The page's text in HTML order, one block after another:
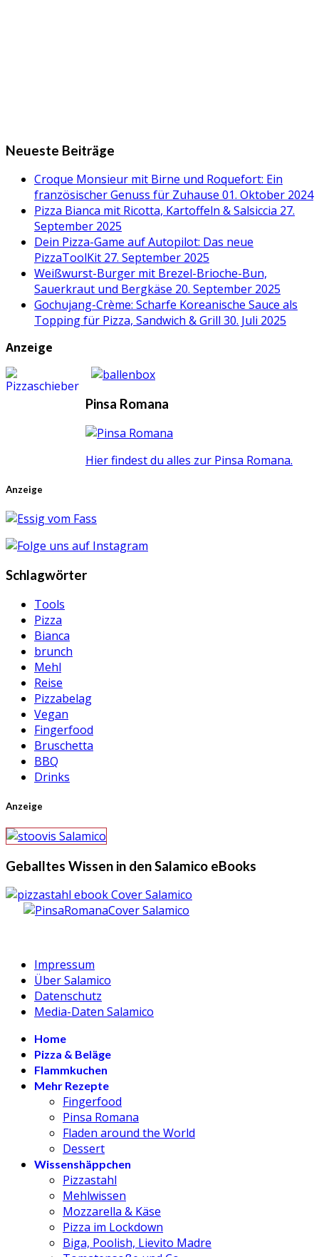
Neueste Beiträge
Croque Monsieur mit Birne und Roquefort: Ein
französischer Genuss für Zuhause 01. Oktober 2024
Pizza Bianca mit Ricotta, Kartoffeln & Salsiccia 27.
September 2025
Dein Pizza-Game auf Autopilot: Das neue
PizzaToolKit 27. September 2025
Weißwurst-Burger mit Brezel-Brioche-Bun,
Sauerkraut und Bergkäse 20. September 2025
Gochujang-Crème: Scharfe Koreanische Sauce als
Topping für Pizza, Sandwich & Grill 30. Juli 2025
Anzeige
Pinsa Romana
Hier findest du alles zur Pinsa Romana.
Anzeige
Schlagwörter
Tools
Pizza
Bianca
brunch
Mehl
Reise
Pizzabelag
Vegan
Fingerfood
Bruschetta
BBQ
Drinks
Anzeige
Geballtes Wissen in den Salamico eBooks
Impressum
Über Salamico
Datenschutz
Media-Daten Salamico
Home
Pizza & Beläge
Flammkuchen
Mehr Rezepte
Fingerfood
Pinsa Romana
Fladen around the World
Dessert
Wissenshäppchen
Pizzastahl
Mehlwissen
Mozzarella & Käse
Pizza im Lockdown
Biga, Poolish, Lievito Madre